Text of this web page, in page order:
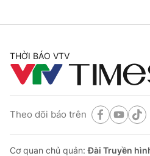
THỜI BÁO VTV
Theo dõi báo trên
Cơ quan chủ quản:Đài Truyền